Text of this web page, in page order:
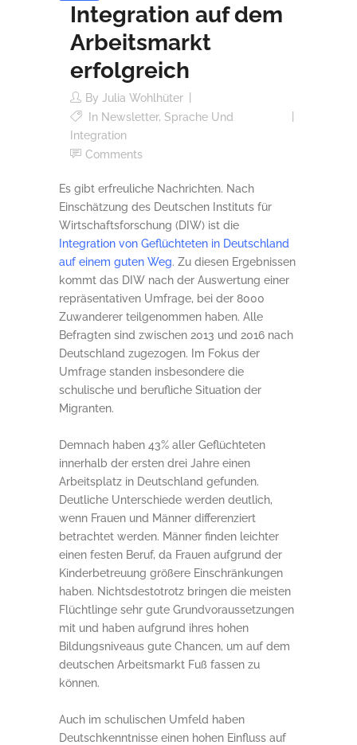
Integration auf dem
Arbeitsmarkt
erfolgreich
By Julia Wohlhüter
In Newsletter, Sprache Und
Integration
Comments
Es gibt erfreuliche Nachrichten. Nach
Einschätzung des Deutschen Instituts für
Wirtschaftsforschung (DIW) ist die
Integration von Geflüchteten in Deutschland
auf einem guten Weg. Zu diesen Ergebnissen
kommt das DIW nach der Auswertung einer
repräsentativen Umfrage, bei der 8000
Zuwanderer teilgenommen haben. Alle
Befragten sind zwischen 2013 und 2016 nach
Deutschland zugezogen. Im Fokus der
Umfrage standen insbesondere die
schulische und berufliche Situation der
Migranten.
Demnach haben 43% aller Geflüchteten
innerhalb der ersten drei Jahre einen
Arbeitsplatz in Deutschland gefunden.
Deutliche Unterschiede werden deutlich,
wenn Frauen und Männer differenziert
betrachtet werden. Männer finden leichter
einen festen Beruf, da Frauen aufgrund der
Kinderbetreuung größere Einschränkungen
haben. Nichtsdestotrotz bringen die meisten
Flüchtlinge sehr gute Grundvoraussetzungen
mit und haben aufgrund ihres hohen
Bildungsniveaus gute Chancen, um auf dem
deutschen Arbeitsmarkt Fuß fassen zu
können.
Auch im schulischen Umfeld haben
Deutschkenntnisse einen hohen Einfluss auf